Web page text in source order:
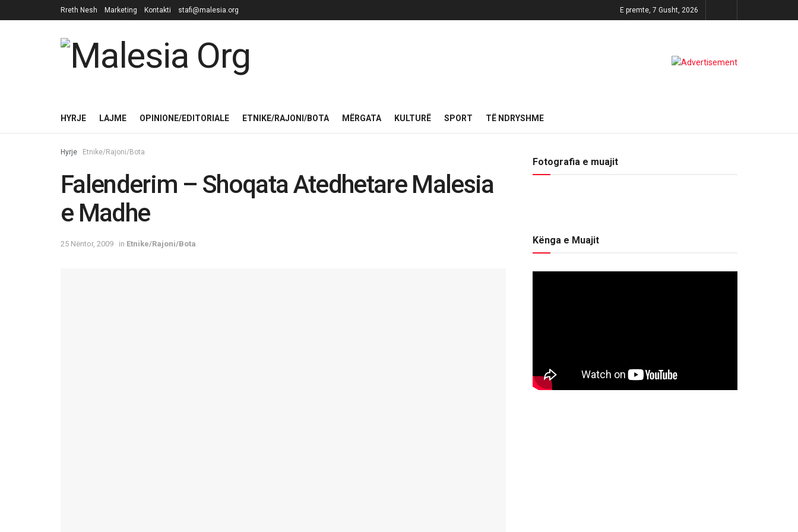
Rreth Nesh Marketing Kontakti stafi@malesia.org E premte, 7 Gusht, 2026
HYRJE LAJME OPINIONE/EDITORIALE ETNIKE/RAJONI/BOTA MËRGATA KULTURË SPORT TË NDRYSHME
Hyrje Etnike/Rajoni/Bota
Falenderim – Shoqata Atedhetare Malesia
e Madhe
25 Nëntor, 2009 in Etnike/Rajoni/Bota
Fotografia e muajit
Kënga e Muajit